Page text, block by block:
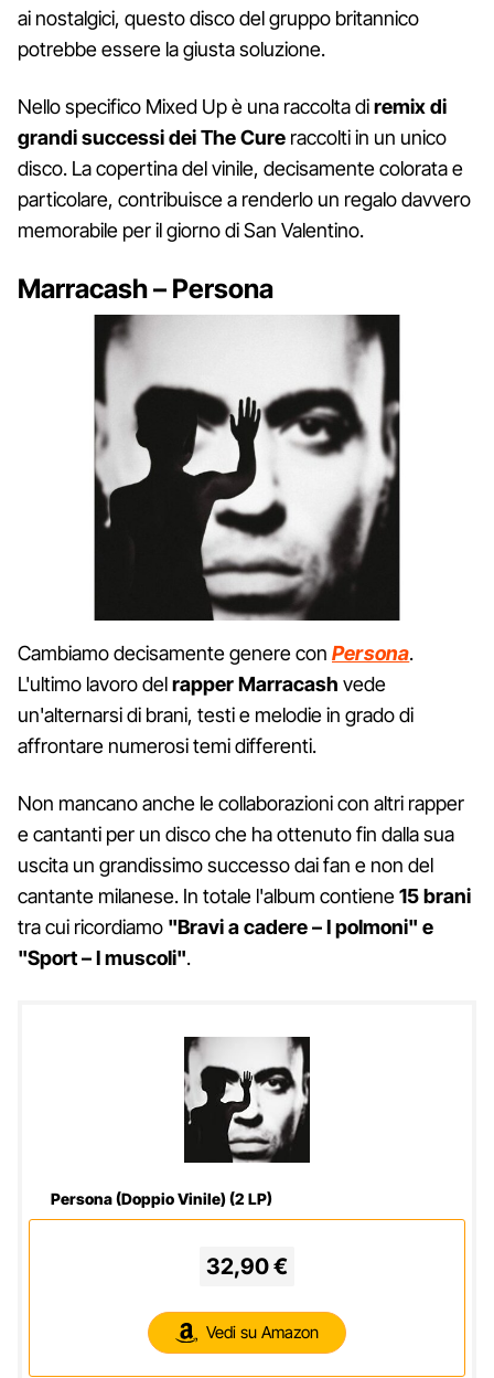
ai nostalgici, questo disco del gruppo britannico
potrebbe essere la giusta soluzione.
Nello specifico Mixed Up è una raccolta diremix di
grandi successi dei The Cure raccolti in un unico
disco. La copertina del vinile, decisamente colorata e
particolare, contribuisce a renderlo un regalo davvero
memorabile per il giorno di San Valentino.
Marracash – Persona
Cambiamo decisamente genere con Persona.
L'ultimo lavoro delrapper Marracash vede
un'alternarsi di brani, testi e melodie in grado di
affrontare numerosi temi differenti.
Non mancano anche le collaborazioni con altri rapper
e cantanti per un disco che ha ottenuto fin dalla sua
uscita un grandissimo successo dai fan e non del
cantante milanese. In totale l'album contiene15 brani
tra cui ricordiamo "Bravi a cadere – I polmoni" e
"Sport – I muscoli".
Persona (Doppio Vinile) (2 LP)
32,90 €
Vedi su Amazon